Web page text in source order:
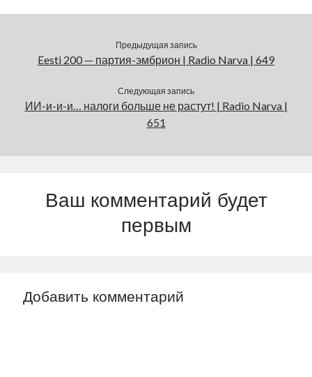
Предыдущая запись
Eesti 200 — партия-эмбрион | Radio Narva | 649
Следующая запись
ИИ-и-и-и… налоги больше не растут! | Radio Narva |
651
Ваш комментарий будет
первым
Добавить комментарий